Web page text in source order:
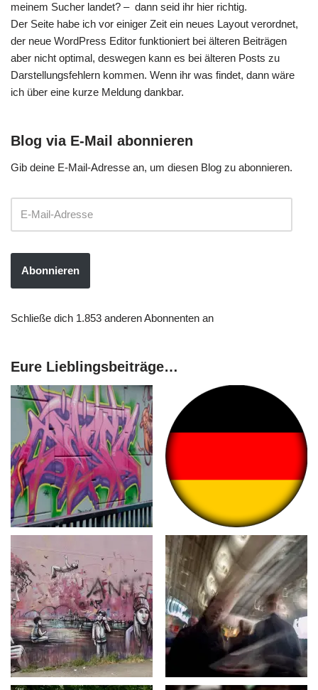
meinem Sucher landet? – dann seid ihr hier richtig.
Der Seite habe ich vor einiger Zeit ein neues Layout verordnet,
der neue WordPress Editor funktioniert bei älteren Beiträgen
aber nicht optimal, deswegen kann es bei älteren Posts zu
Darstellungsfehlern kommen. Wenn ihr was findet, dann wäre
ich über eine kurze Meldung dankbar.
Blog via E-Mail abonnieren
Gib deine E-Mail-Adresse an, um diesen Blog zu abonnieren.
Abonnieren
Schließe dich 1.853 anderen Abonnenten an
Eure Lieblingsbeiträge…